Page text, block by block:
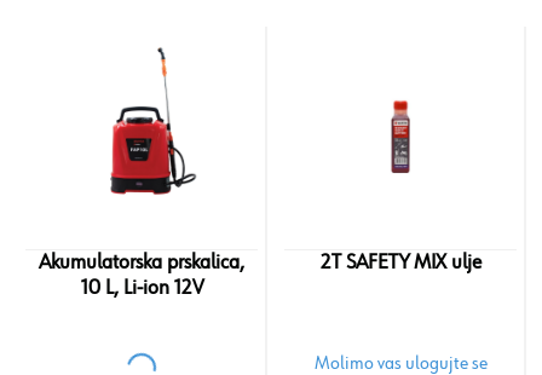
Akumulatorska prskalica,
10 L, Li-ion 12V
2T SAFETY MIX ulje
Molimo vas ulogujte se